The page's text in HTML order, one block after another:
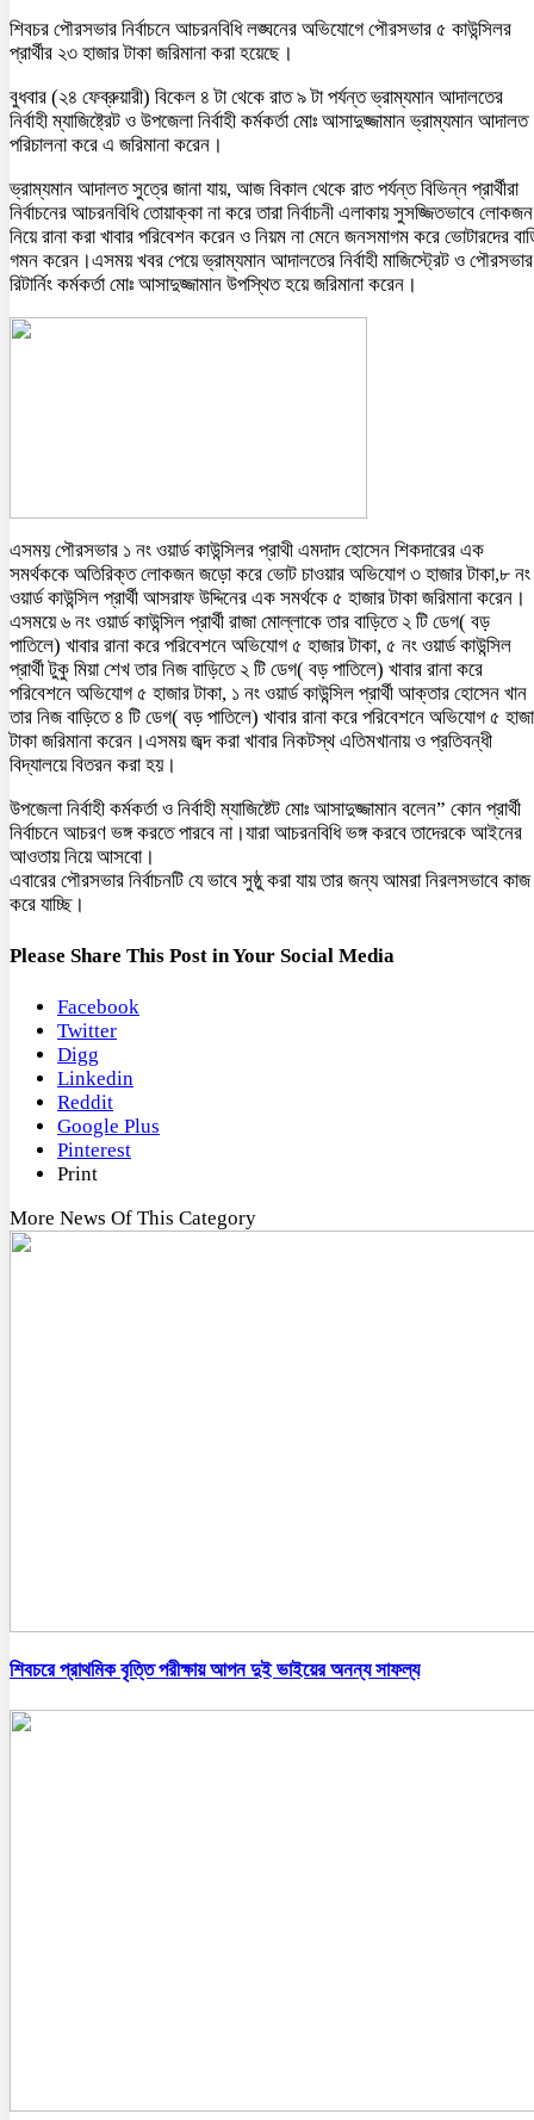
শিবচর পৌরসভার নির্বাচনে আচরনবিধি লঙ্ঘনের অভিযোগে পৌরসভার ৫ কাউন্সিলর
প্রার্থীর ২৩ হাজার টাকা জরিমানা করা হয়েছে।
বুধবার (২৪ ফেব্রুয়ারী) বিকেল ৪ টা থেকে রাত ৯ টা পর্যন্ত ভ্রাম্যমান আদালতের
নির্বাহী ম্যাজিষ্ট্রেট ও উপজেলা নির্বাহী কর্মকর্তা মোঃ আসাদুজ্জামান ভ্রাম্যমান আদালত
পরিচালনা করে এ জরিমানা করেন।
ভ্রাম্যমান আদালত সুত্রে জানা যায়, আজ বিকাল থেকে রাত পর্যন্ত বিভিন্ন প্রার্থীরা
নির্বাচনের আচরনবিধি তোয়াক্কা না করে তারা নির্বাচনী এলাকায় সুসজ্জিতভাবে লোকজন
নিয়ে রানা করা খাবার পরিবেশন করেন ও নিয়ম না মেনে জনসমাগম করে ভোটারদের
গমন করেন।এসময় খবর পেয়ে ভ্রাম্যমান আদালতের নির্বাহী মাজিস্ট্রেট ও পৌরসভার
রিটার্নিং কর্মকর্তা মোঃ আসাদুজ্জামান উপস্থিত হয়ে জরিমানা করেন।
এসময় পৌরসভার ১ নং ওয়ার্ড কাউন্সিলর প্রাথী এমদাদ হোসেন শিকদারের এক
সমর্থককে অতিরিক্ত লোকজন জড়ো করে ভোট চাওয়ার অভিযোগ ৩ হাজার টাকা,৮ নং
ওয়ার্ড কাউন্সিল প্রার্থী আসরাফ উদ্দিনের এক সমর্থকে ৫ হাজার টাকা জরিমানা করেন।
এসময়ে ৬ নং ওয়ার্ড কাউন্সিল প্রার্থী রাজা মোল্লাকে তার বাড়িতে ২ টি ডেগ( বড়
পাতিলে) খাবার রানা করে পরিবেশনে অভিযোগ ৫ হাজার টাকা, ৫ নং ওয়ার্ড কাউন্সিল
প্রার্থী টুকু মিয়া শেখ তার নিজ বাড়িতে ২ টি ডেগ( বড় পাতিলে) খাবার রানা করে
পরিবেশনে অভিযোগ ৫ হাজার টাকা, ১ নং ওয়ার্ড কাউন্সিল প্রার্থী আক্তার হোসেন খান
তার নিজ বাড়িতে ৪ টি ডেগ( বড় পাতিলে) খাবার রানা করে পরিবেশনে অভিযোগ ৫
টাকা জরিমানা করেন।এসময় জব্দ করা খাবার নিকটস্থ এতিমখানায় ও প্রতিবন্ধী
বিদ্যালয়ে বিতরন করা হয়।
উপজেলা নির্বাহী কর্মকর্তা ও নির্বাহী ম্যাজিষ্টেট মোঃ আসাদুজ্জামান বলেন” কোন প্রার্থী
নির্বাচনে আচরণ ভঙ্গ করতে পারবে না।যারা আচরনবিধি ভঙ্গ করবে তাদেরকে আইনের
আওতায় নিয়ে আসবো।
এবারের পৌরসভার নির্বাচনটি যে ভাবে সুষ্ঠু করা যায় তার জন্য আমরা নিরলসভাবে কাজ
করে যাচ্ছি।
Please Share This Post in Your Social Media
Facebook
Twitter
Digg
Linkedin
Reddit
Google Plus
Pinterest
Print
More News Of This Category
শিবচরে প্রাথমিক বৃত্তি পরীক্ষায় আপন দুই ভাইয়ের অনন্য সাফল্য